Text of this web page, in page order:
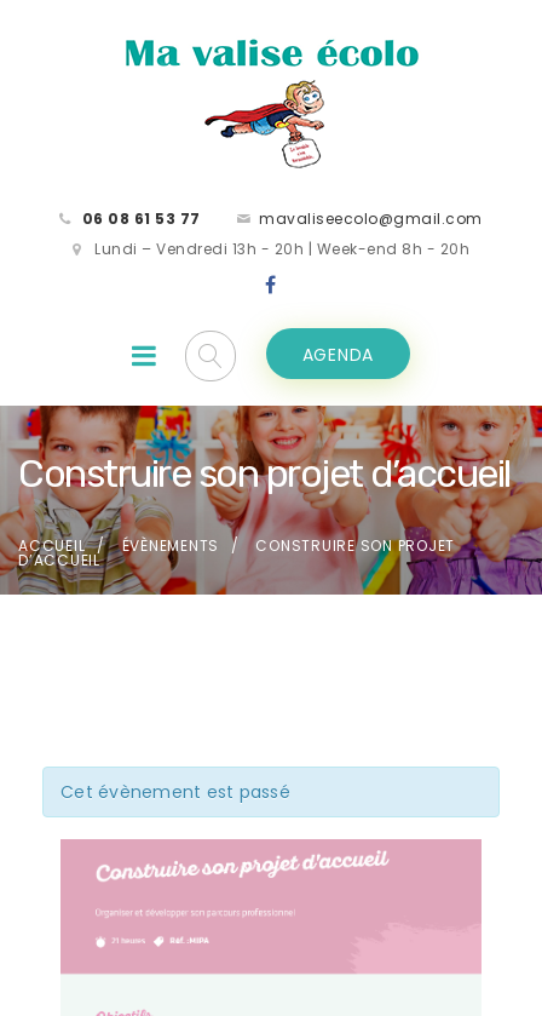
06 08 61 53 77
mavaliseecolo@gmail.com
Lundi – Vendredi 13h - 20h | Week-end 8h - 20h
AGENDA
Construire son projet d’accueil
ACCUEIL ÉVÈNEMENTS CONSTRUIRE SON PROJET
D’ACCUEIL
Cet évènement est passé